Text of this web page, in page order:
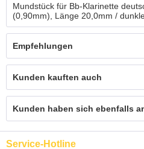
Mundstück für Bb-Klarinette
(0,90mm), Länge 20,0mm /
Empfehlungen
Kunden kauften auch
Kunden haben sich ebenfalls
Service-Hotline